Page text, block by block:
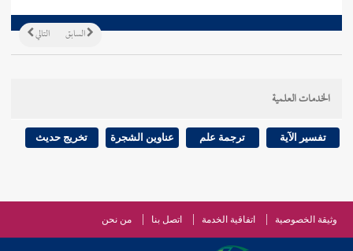
التالي السابق
الخدمات العلمية
تفسير الآية ترجمة علم عناوين الشجرة تخريج حديث
وثيقة الخصوصية اتفاقية الخدمة اتصل بنا من نحن